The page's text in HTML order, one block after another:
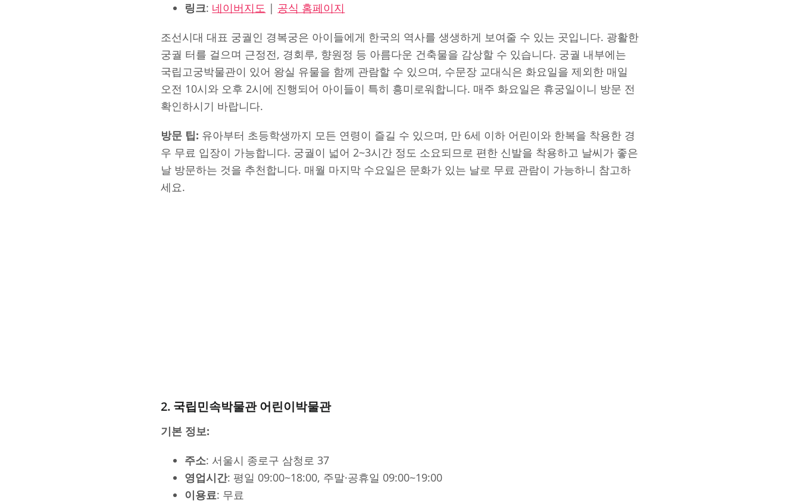
링크: 네이버지도 | 공식 홈페이지
조선시대 대표 궁궐인 경복궁은 아이들에게 한국의 역사를 생생하게 보여줄 수 있는 곳입니다. 광활한
궁궐 터를 걸으며 근정전, 경회루, 향원정 등 아름다운 건축물을 감상할 수 있습니다. 궁궐 내부에는
국립고궁박물관이 있어 왕실 유물을 함께 관람할 수 있으며, 수문장 교대식은 화요일을 제외한 매일
오전 10시와 오후 2시에 진행되어 아이들이 특히 흥미로워합니다. 매주 화요일은 휴궁일이니 방문 전
확인하시기 바랍니다.
방문 팁: 유아부터 초등학생까지 모든 연령이 즐길 수 있으며, 만 6세 이하 어린이와 한복을 착용한 경
우 무료 입장이 가능합니다. 궁궐이 넓어 2~3시간 정도 소요되므로 편한 신발을 착용하고 날씨가 좋은
날 방문하는 것을 추천합니다. 매월 마지막 수요일은 문화가 있는 날로 무료 관람이 가능하니 참고하
세요.
2. 국립민속박물관 어린이박물관
기본 정보:
주소: 서울시 종로구 삼청로 37
영업시간: 평일 09:00~18:00, 주말·공휴일 09:00~19:00
이용료: 무료